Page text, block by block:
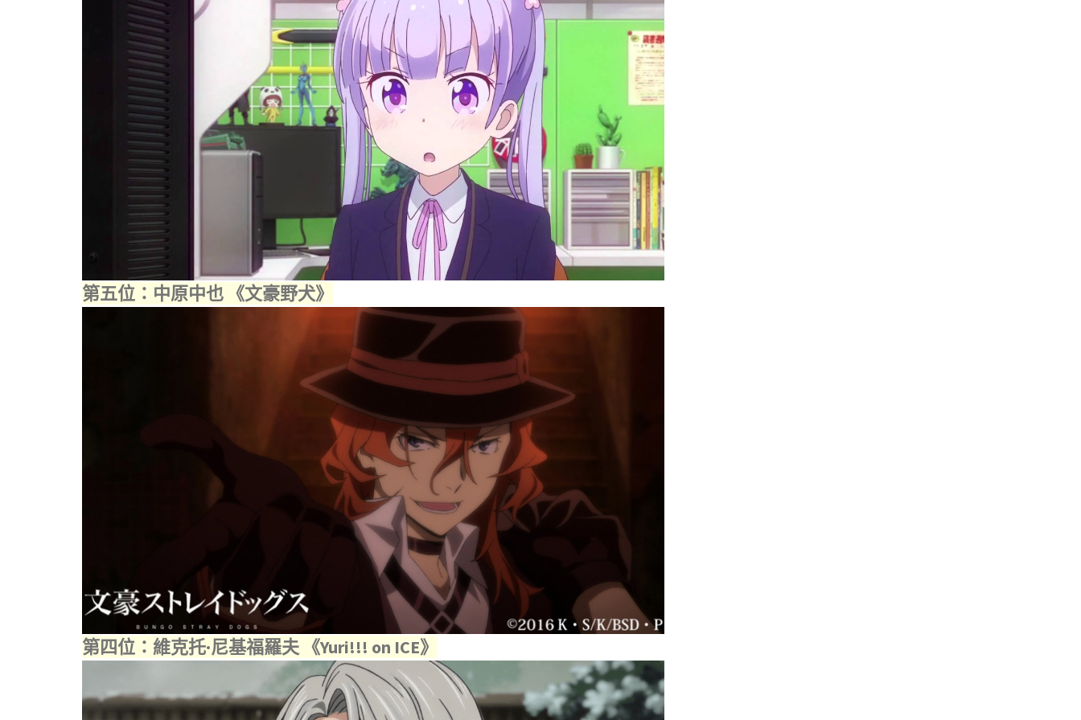
第五位：中原中也 《文豪野犬》
第四位：維克托·尼基福羅夫 《Yuri!!! on ICE》